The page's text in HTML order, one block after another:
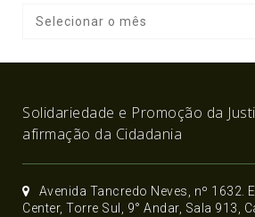
Solidariedade e Promoção da
afirmação da Cidadania
Avenida Tancredo Neves, nº 1632.
Center, Torre Sul, 9° Andar, Sala 913,